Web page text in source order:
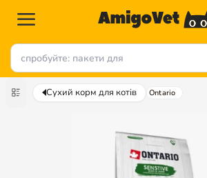
Сухий корм для котів Ontario